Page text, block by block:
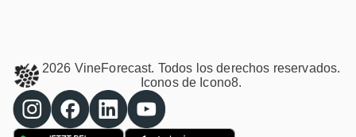
2026 VineForecast. Todos los derechos reservados.
Iconos de Icono8.